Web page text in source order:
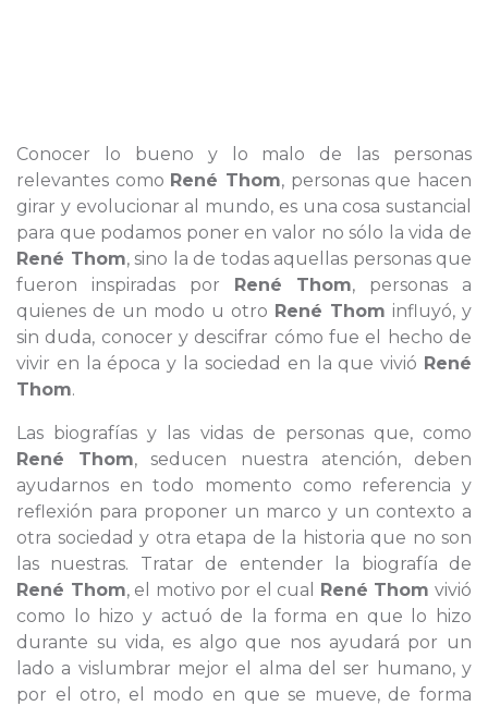
Conocer lo bueno y lo malo de las personas
relevantes como René Thom, personas que hacen
girar y evolucionar al mundo, es una cosa sustancial
para que podamos poner en valor no sólo la vida de
René Thom, sino la de todas aquellas personas que
fueron inspiradas por René Thom, personas a
quienes de un modo u otro René Thom influyó, y
sin duda, conocer y descifrar cómo fue el hecho de
vivir en la época y la sociedad en la que vivió René
Thom.
Las biografías y las vidas de personas que, como
René Thom, seducen nuestra atención, deben
ayudarnos en todo momento como referencia y
reflexión para proponer un marco y un contexto a
otra sociedad y otra etapa de la historia que no son
las nuestras. Tratar de entender la biografía de
René Thom, el motivo por el cual René Thom vivió
como lo hizo y actuó de la forma en que lo hizo
durante su vida, es algo que nos ayudará por un
lado a vislumbrar mejor el alma del ser humano, y
por el otro, el modo en que se mueve, de forma